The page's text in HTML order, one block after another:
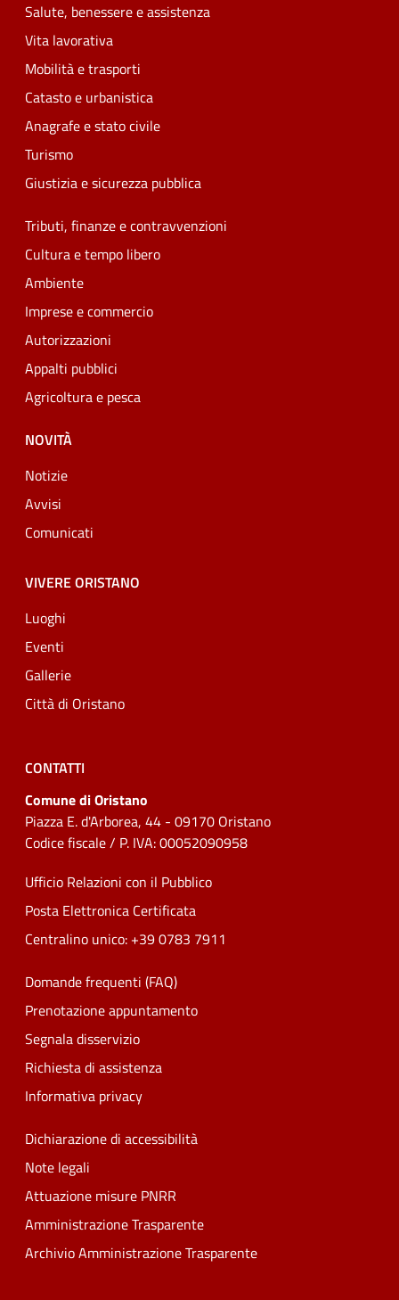
Salute, benessere e assistenza
Vita lavorativa
Mobilità e trasporti
Catasto e urbanistica
Anagrafe e stato civile
Turismo
Giustizia e sicurezza pubblica
Tributi, finanze e contravvenzioni
Cultura e tempo libero
Ambiente
Imprese e commercio
Autorizzazioni
Appalti pubblici
Agricoltura e pesca
NOVITÀ
Notizie
Avvisi
Comunicati
VIVERE ORISTANO
Luoghi
Eventi
Gallerie
Città di Oristano
CONTATTI
Comune di Oristano
Piazza E. d'Arborea, 44 - 09170 Oristano
Codice fiscale / P. IVA: 00052090958
Ufficio Relazioni con il Pubblico
Posta Elettronica Certificata
Centralino unico: +39 0783 7911
Domande frequenti (FAQ)
Prenotazione appuntamento
Segnala disservizio
Richiesta di assistenza
Informativa privacy
Dichiarazione di accessibilità
Note legali
Attuazione misure PNRR
Amministrazione Trasparente
Archivio Amministrazione Trasparente